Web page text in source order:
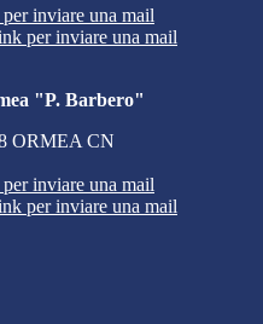
inviare una mail
per inviare una mail
"P. Barbero"
ORMEA CN
inviare una mail
per inviare una mail